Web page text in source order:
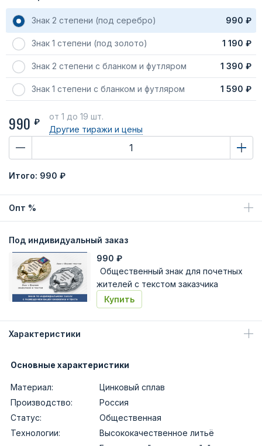
Знак 2 степени (под серебро) 990 ₽
Знак 1 степени (под золото) 1 190 ₽
Знак 2 степени с бланком и футляром 1 390 ₽
Знак 1 степени с бланком и футляром 1 590 ₽
990 ₽
от 1 до 19 шт.
Другие тиражии цены
Итого: 990 ₽
Опт %
Под индивидуальный заказ
990 ₽
Общественный знак для почетных
жителей с текстом заказчика
Купить
Характеристики
Основные характеристики
Материал:
Цинковый сплав
Производство:
Россия
Статус:
Общественная
Технологии:
Высококачественное литьё